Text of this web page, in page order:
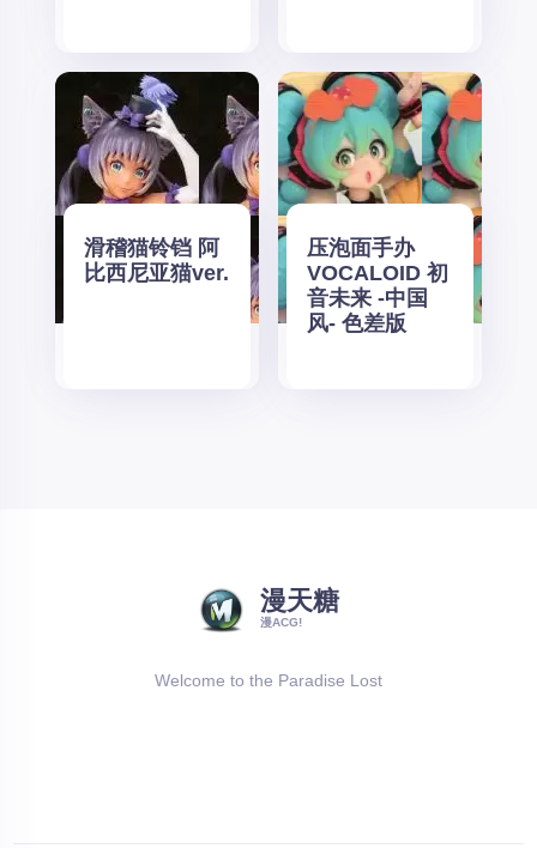
滑稽猫铃铛 阿
比西尼亚猫ver.
压泡面手办
VOCALOID 初
音未来 -中国
风- 色差版
漫天糖
漫ACG!
Welcome to the Paradise Lost